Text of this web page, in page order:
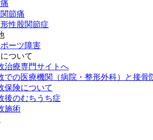
節痛
性股関節症
ーツ障害
ついて
治療専門サイトへ
での医療機関（病院・整形外科）と接骨
保険について
後のむちうち症
施術